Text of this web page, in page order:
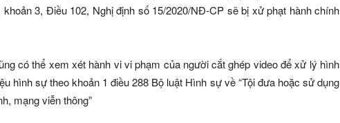
khoản 3, Điều 102, Nghị định số 15/2020/NĐ-CP sẽ bị xử phạt hành chính
có thể xem xét hành vi vi phạm của người cắt ghép video để xử lý hình
hình sự theo khoản 1 điều 288 Bộ luật Hình sự về “Tội đưa hoặc sử dụng
mạng viễn thông”